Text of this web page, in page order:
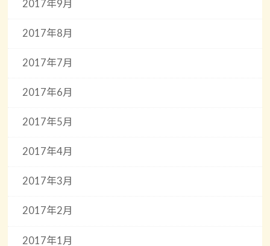
2017年9月
2017年8月
2017年7月
2017年6月
2017年5月
2017年4月
2017年3月
2017年2月
2017年1月